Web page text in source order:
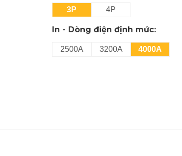
3P 4P
In - Dòng điện định mức:
2500A 3200A 4000A